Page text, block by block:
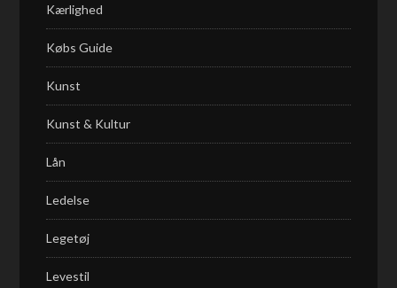
Kærlighed
Købs Guide
Kunst
Kunst & Kultur
Lån
Ledelse
Legetøj
Levestil